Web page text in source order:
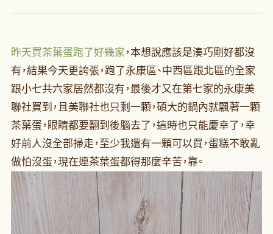
昨天買茶葉蛋跑了好幾家，本想說應該是湊巧剛好都沒
有，結果今天更誇張，跑了永康區、中西區跟北區的全家
跟小七共六家居然都沒有，最後才又在第七家的永康美
聯社買到，且美聯社也只剩一顆，碩大的鍋內就飄著一顆
茶葉蛋，眼睛都要翻到後腦去了，這時也只能慶幸了，幸
好前人沒全部掃走，至少我還有一顆可以買，蛋糕不敢亂
做怕沒蛋，現在連茶葉蛋都得那麼辛苦，靠。